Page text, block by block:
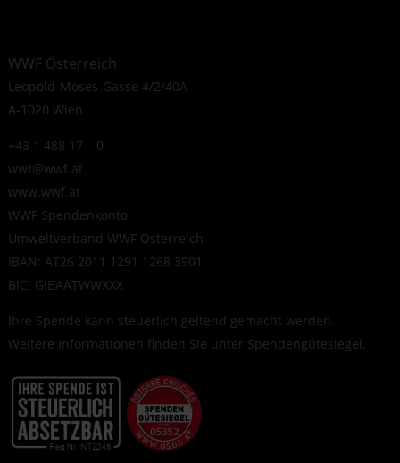
WWF Österreich
Leopold-Moses-Gasse 4/2/40A
A-1020 Wien
+43 1 488 17 – 0
wwf@wwf.at
www.wwf.at
WWF Spendenkonto
Umweltverband WWF Österreich
IBAN: AT26 2011 1291 1268 3901
BIC: GIBAATWWXXX
Ihre Spende kann steuerlich geltend gemacht werden.
Weitere Informationen finden Sie unter Spendengütesiegel.